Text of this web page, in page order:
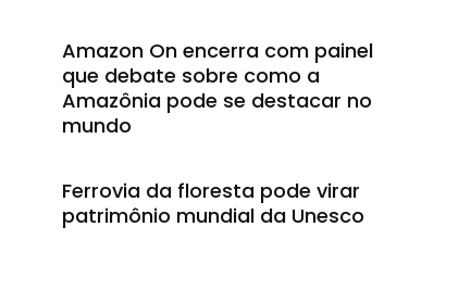
Amazon On encerra com painel
que debate sobre como a
Amazônia pode se destacar no
mundo
Ferrovia da floresta pode virar
patrimônio mundial da Unesco